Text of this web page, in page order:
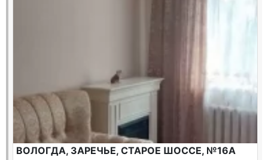
ВОЛОГДА, ЗАРЕЧЬЕ, СТАРОЕ ШОССЕ, №16А